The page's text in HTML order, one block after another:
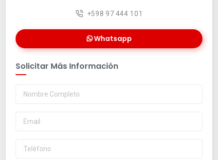
+598 97 444 101
Whatsapp
Solicitar Más Información